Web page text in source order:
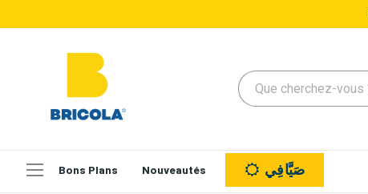
Bons Plans Nouveautés صَيَّافِي